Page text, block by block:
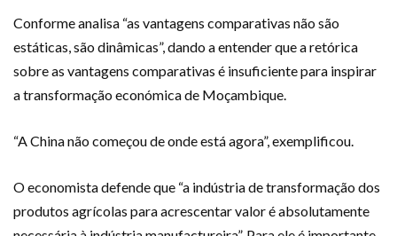
Conforme analisa “as vantagens comparativas não são
estáticas, são dinâmicas”, dando a entender que a retórica
sobre as vantagens comparativas é insuficiente para inspirar
a transformação económica de Moçambique.
“A China não começou de onde está agora”, exemplificou.
O economista defende que “a indústria de transformação dos
produtos agrícolas para acrescentar valor é absolutamente